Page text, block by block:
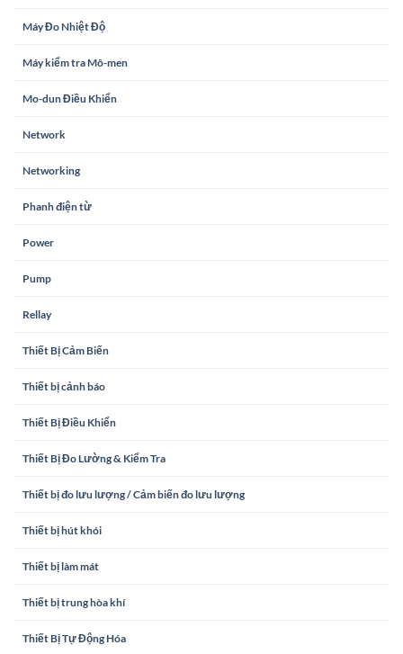
Máy Đo Nhiệt Độ
Máy kiểm tra Mô-men
Mo-dun Điều Khiển
Network
Networking
Phanh điện từ
Power
Pump
Rellay
Thiết Bị Cảm Biến
Thiết bị cảnh báo
Thiết Bị Điều Khiển
Thiết Bị Đo Lường & Kiểm Tra
Thiết bị đo lưu lượng / Cảm biến đo lưu lượng
Thiết bị hút khói
Thiết bị làm mát
Thiết bị trung hòa khí
Thiết Bị Tự Động Hóa